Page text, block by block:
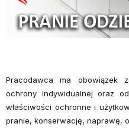
Pracodawca ma obowiązek
ochrony indywidualnej oraz
właściwości ochronne i
pranie, konserwację, naprawę,